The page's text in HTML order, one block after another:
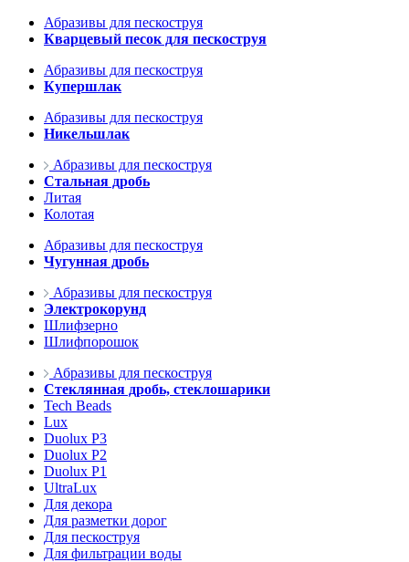
Абразивы для пескоструя
Кварцевый песок для пескоструя
Абразивы для пескоструя
Купершлак
Абразивы для пескоструя
Никельшлак
Абразивы для пескоструя
Стальная дробь
Литая
Колотая
Абразивы для пескоструя
Чугунная дробь
Абразивы для пескоструя
Электрокорунд
Шлифзерно
Шлифпорошок
Абразивы для пескоструя
Стеклянная дробь, стеклошарики
Tech Beads
Lux
Duolux P3
Duolux P2
Duolux P1
UltraLux
Для декора
Для разметки дорог
Для пескоструя
Для фильтрации воды